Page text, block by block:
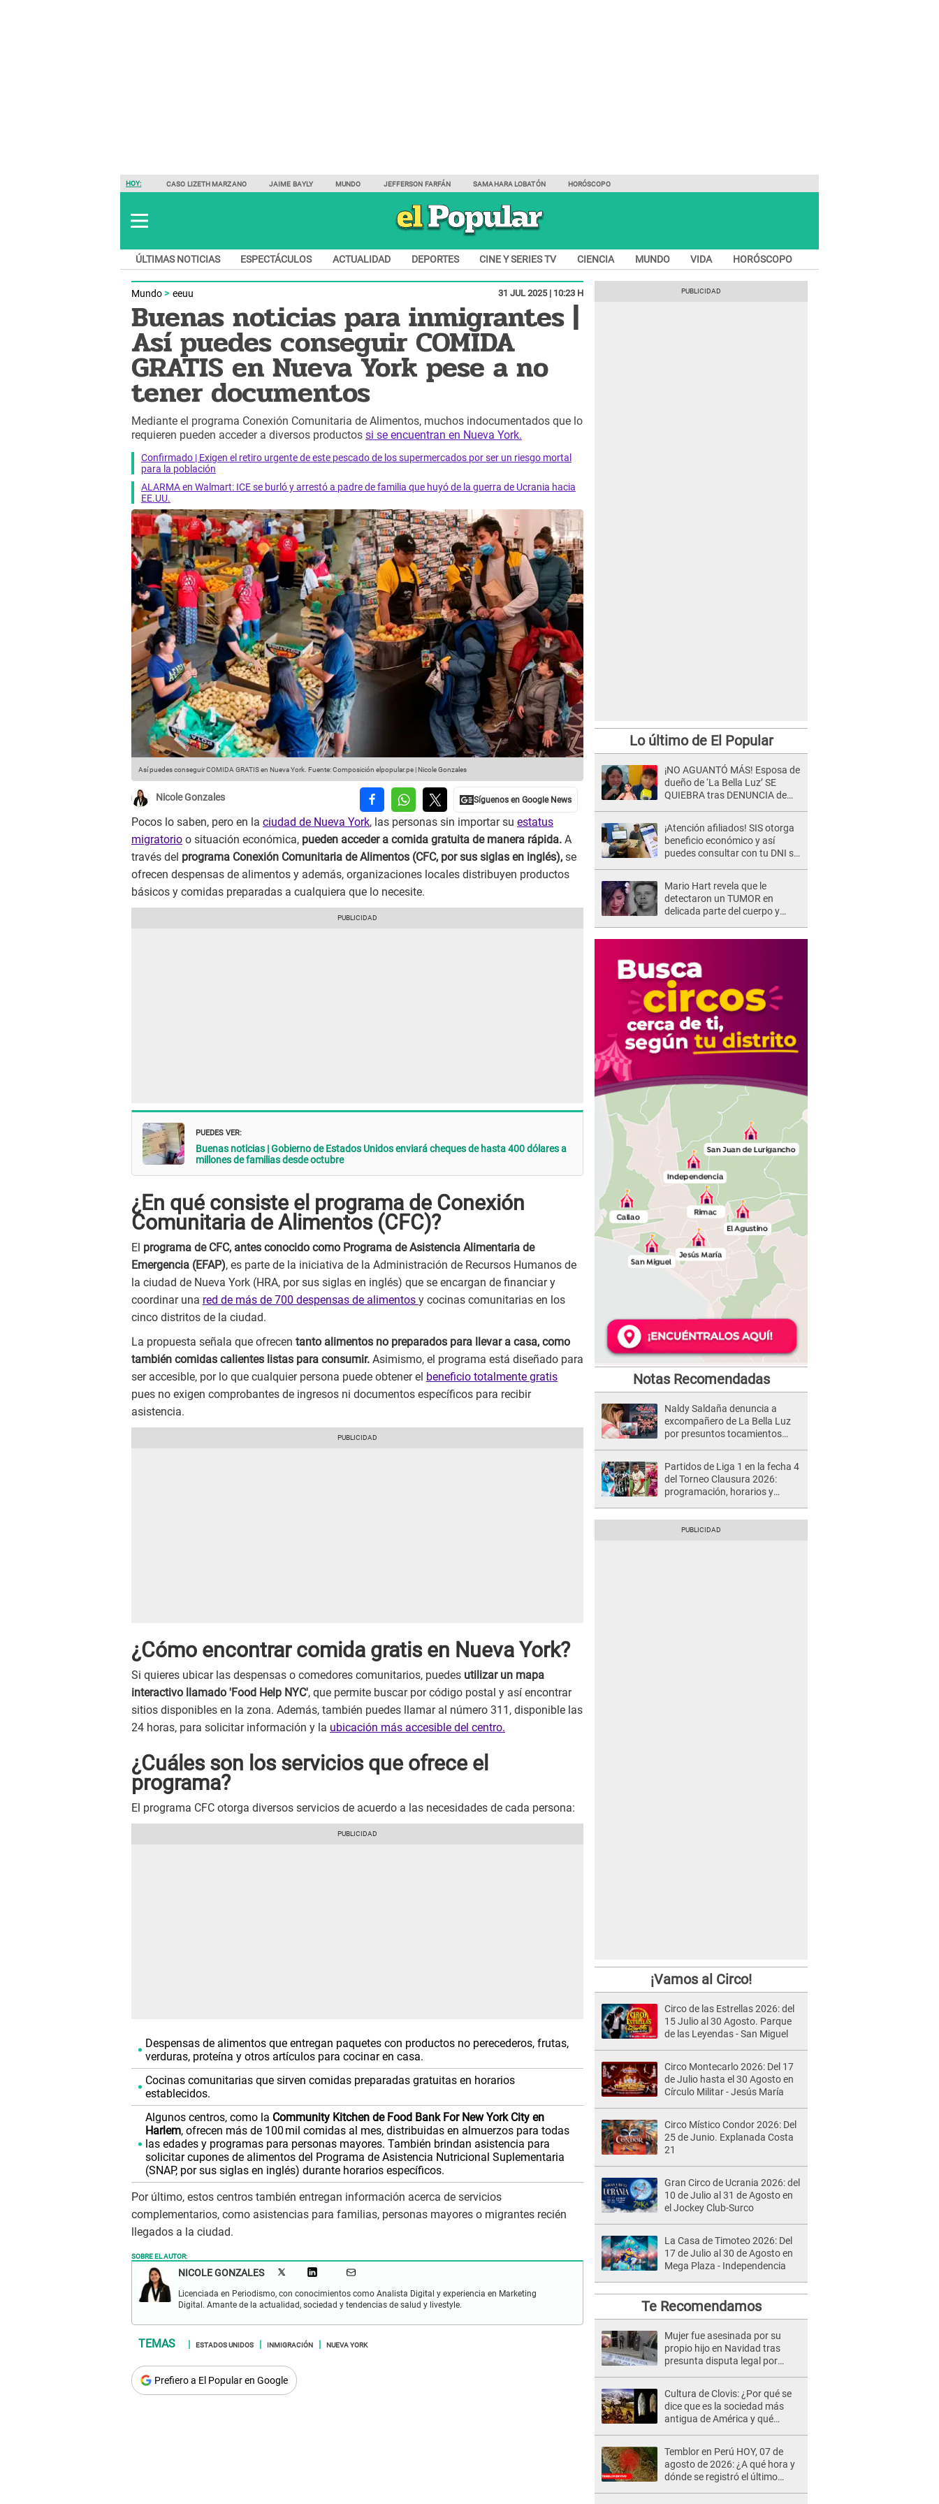
HOY: CASO LIZETH MARZANO JAIME BAYLY MUNDO JEFFERSON FARFÁN SAMAHARA LOBATÓN HORÓSCOPO
ÚLTIMAS NOTICIAS ESPECTÁCULOS ACTUALIDAD DEPORTES CINE Y SERIES TV CIENCIA MUNDO VIDA HORÓSCOPO
Mundo eeuu 31 JUL 2025 | 10:23 H
Buenas noticias para inmigrantes |
Así puedes conseguir COMIDA
GRATIS en Nueva York pese a no
tener documentos
Mediante el programa Conexión Comunitaria de Alimentos, muchos indocumentados que lo
requieren pueden acceder a diversos productos si se encuentran en Nueva York.
Confirmado | Exigen el retiro urgente de este pescado de los supermercados por ser un riesgo mortal
para la población
ALARMA en Walmart: ICE se burló y arrestó a padre de familia que huyó de la guerra de Ucrania hacia
EE.UU.
Así puedes conseguir COMIDA GRATIS en Nueva York. Fuente: Composición elpopular.pe | Nicole Gonzales
Nicole Gonzales
Pocos lo saben, pero en la ciudad de Nueva York, las personas sin importar su estatus
migratorio o situación económica, pueden acceder a comida gratuita de manera rápida. A
través del programa Conexión Comunitaria de Alimentos (CFC, por sus siglas en inglés), se
ofrecen despensas de alimentos y además, organizaciones locales distribuyen productos
básicos y comidas preparadas a cualquiera que lo necesite.
PUEDES VER:
Buenas noticias | Gobierno de Estados Unidos enviará cheques de hasta 400 dólares a
millones de familias desde octubre
¿En qué consiste el programa de Conexión
Comunitaria de Alimentos (CFC)?
El programa de CFC, antes conocido como Programa de Asistencia Alimentaria de
Emergencia (EFAP), es parte de la iniciativa de la Administración de Recursos Humanos de
la ciudad de Nueva York (HRA, por sus siglas en inglés) que se encargan de financiar y
coordinar una red de más de 700 despensas de alimentos y cocinas comunitarias en los
cinco distritos de la ciudad.
La propuesta señala que ofrecen tanto alimentos no preparados para llevar a casa, como
también comidas calientes listas para consumir. Asimismo, el programa está diseñado para
ser accesible, por lo que cualquier persona puede obtener el beneficio totalmente gratis
pues no exigen comprobantes de ingresos ni documentos específicos para recibir
asistencia.
¿Cómo encontrar comida gratis en Nueva York?
Si quieres ubicar las despensas o comedores comunitarios, puedes utilizar un mapa
interactivo llamado 'Food Help NYC', que permite buscar por código postal y así encontrar
sitios disponibles en la zona. Además, también puedes llamar al número 311, disponible las
24 horas, para solicitar información y la ubicación más accesible del centro.
¿Cuáles son los servicios que ofrece el
programa?
El programa CFC otorga diversos servicios de acuerdo a las necesidades de cada persona:
Despensas de alimentos que entregan paquetes con productos no perecederos, frutas,
verduras, proteína y otros artículos para cocinar en casa.
Cocinas comunitarias que sirven comidas preparadas gratuitas en horarios
establecidos.
Algunos centros, como la Community Kitchen de Food Bank For New York City en
Harlem, ofrecen más de 100 mil comidas al mes, distribuidas en almuerzos para todas
las edades y programas para personas mayores. También brindan asistencia para
solicitar cupones de alimentos del Programa de Asistencia Nutricional Suplementaria
(SNAP, por sus siglas en inglés) durante horarios específicos.
Por último, estos centros también entregan información acerca de servicios
complementarios, como asistencias para familias, personas mayores o migrantes recién
llegados a la ciudad.
SOBRE EL AUTOR:
NICOLE GONZALES
Licenciada en Periodismo, con conocimientos como Analista Digital y experiencia en Marketing
Digital. Amante de la actualidad, sociedad y tendencias de salud y livestyle.
ESTADOS UNIDOS INMIGRACIÓN NUEVA YORK
Prefiero a El Popular en Google
Lo último de El Popular
¡NO AGUANTÓ MÁS! Esposa de
dueño de ‘La Bella Luz’ SE
QUIEBRA tras DENUNCIA de
¡Atención afiliados! SIS otorga
beneficio económico y así
puedes consultar con tu DNI si
Mario Hart revela que le
detectaron un TUMOR en
delicada parte del cuerpo y
Notas Recomendadas
Naldy Saldaña denuncia a
excompañero de La Bella Luz
por presuntos tocamientos
Partidos de Liga 1 en la fecha 4
del Torneo Clausura 2026:
programación, horarios y
¡Vamos al Circo!
Circo de las Estrellas 2026: del
15 Julio al 30 Agosto. Parque
de las Leyendas - San Miguel
Circo Montecarlo 2026: Del 17
de Julio hasta el 30 Agosto en
Círculo Militar - Jesús María
Circo Místico Condor 2026: Del
25 de Junio. Explanada Costa
21
Gran Circo de Ucrania 2026: del
10 de Julio al 31 de Agosto en
el Jockey Club-Surco
La Casa de Timoteo 2026: Del
17 de Julio al 30 de Agosto en
Mega Plaza - Independencia
Te Recomendamos
Mujer fue asesinada por su
propio hijo en Navidad tras
presunta disputa legal por
Cultura de Clovis: ¿Por qué se
dice que es la sociedad más
antigua de América y qué
Temblor en Perú HOY, 07 de
agosto de 2026: ¿A qué hora y
dónde se registró el último